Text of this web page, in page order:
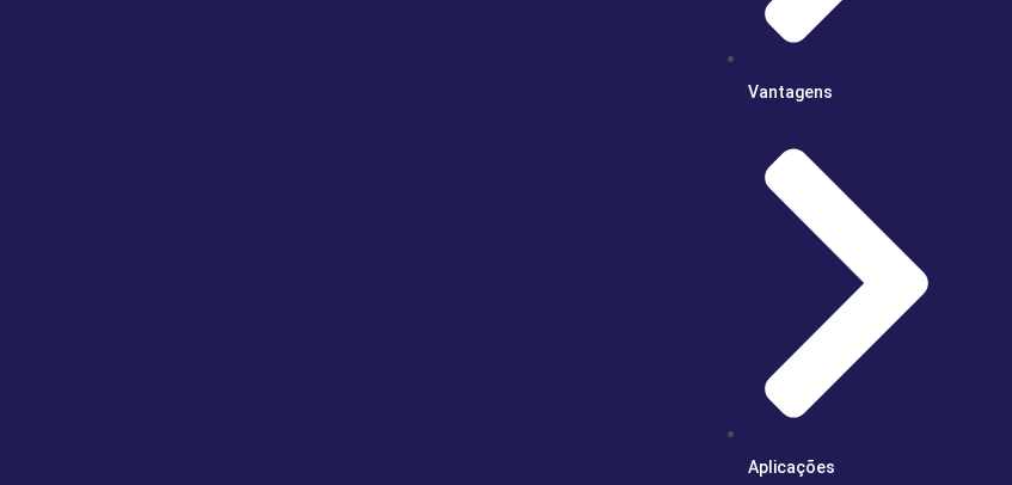
Vantagens
Aplicações